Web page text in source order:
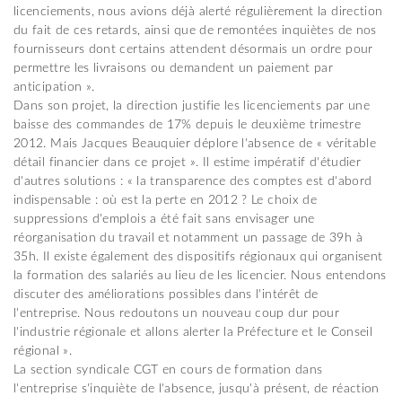
licenciements, nous avions déjà alerté régulièrement la direction
du fait de ces retards, ainsi que de remontées inquiètes de nos
fournisseurs dont certains attendent désormais un ordre pour
permettre les livraisons ou demandent un paiement par
anticipation ».
Dans son projet, la direction justifie les licenciements par une
baisse des commandes de 17% depuis le deuxième trimestre
2012. Mais Jacques Beauquier déplore l'absence de « véritable
détail financier dans ce projet ». Il estime impératif d'étudier
d'autres solutions : « la transparence des comptes est d'abord
indispensable : où est la perte en 2012 ? Le choix de
suppressions d'emplois a été fait sans envisager une
réorganisation du travail et notamment un passage de 39h à
35h. Il existe également des dispositifs régionaux qui organisent
la formation des salariés au lieu de les licencier. Nous entendons
discuter des améliorations possibles dans l'intérêt de
l'entreprise. Nous redoutons un nouveau coup dur pour
l'industrie régionale et allons alerter la Préfecture et le Conseil
régional ».
La section syndicale CGT en cours de formation dans
l'entreprise s'inquiète de l'absence, jusqu'à présent, de réaction